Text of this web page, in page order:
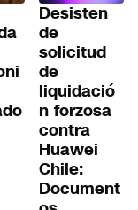
Desisten
de
solicitud
de
liquidació
n forzosa
contra
Huawei
Chile:
Document